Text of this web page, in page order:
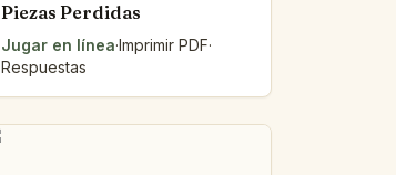
Piezas Perdidas
Jugar en línea·Imprimir PDF·
Respuestas